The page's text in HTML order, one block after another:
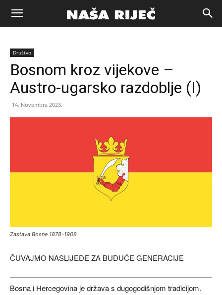
Naša
riječ
Društvo
Bosnom kroz vijekove –
Austro-ugarsko razdoblje (I)
14. Novembra 2023.
Zastava Bosne 1878-1908
ČUVAJMO NASLIJEĐE ZA BUDUĆE GENERACIJE
Bosna i Hercegovina je država s dugogodišnjom tradicijom.